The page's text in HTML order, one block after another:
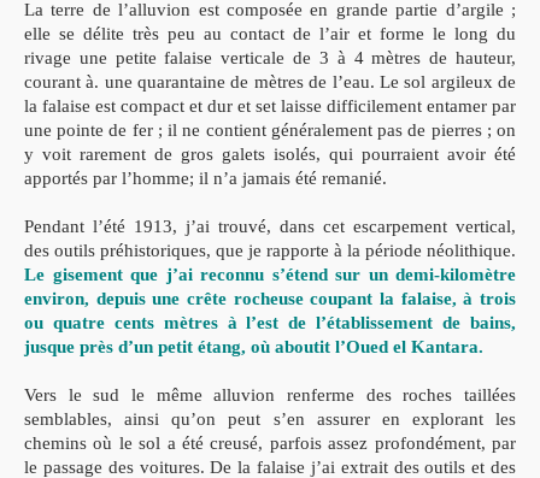
La terre de l’alluvion est composée en grande partie d’argile ;
elle se délite très peu au contact de l’air et forme le long du
rivage une petite falaise verticale de 3 à 4 mètres de hauteur,
courant à. une quarantaine de mètres de l’eau. Le sol argileux de
la falaise est compact et dur et set laisse difficilement entamer par
une pointe de fer ; il ne contient généralement pas de pierres ; on
y voit rarement de gros galets isolés, qui pourraient avoir été
apportés par l’homme; il n’a jamais été remanié.
Pendant l’été 1913, j’ai trouvé, dans cet escarpement vertical,
des outils préhistoriques, que je rapporte à la période néolithique.
Le gisement que j’ai reconnu s’étend sur un demi-kilomètre
environ, depuis une crête rocheuse coupant la falaise, à trois
ou quatre cents mètres à l’est de l’établissement de bains,
jusque près d’un petit étang, où aboutit l’Oued el Kantara.
Vers le sud le même alluvion renferme des roches taillées
semblables, ainsi qu’on peut s’en assurer en explorant les
chemins où le sol a été creusé, parfois assez profondément, par
le passage des voitures. De la falaise j’ai extrait des outils et des